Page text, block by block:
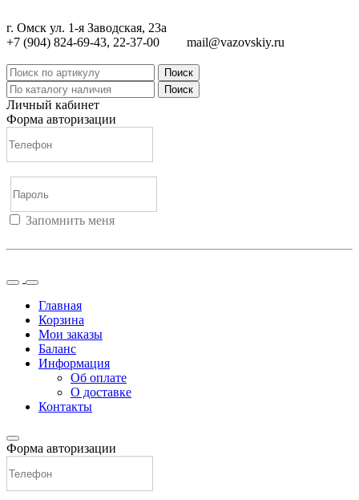
г. Омск ул. 1-я Заводская, 23а
+7 (904) 824-69-43, 22-37-00
mail@vazovskiy.ru
Поиск
Поиск
Личный кабинет
Форма авторизации
Запомнить меня
Главная
Корзина
Мои заказы
Баланс
Информация
Об оплате
О доставке
Контакты
Форма авторизации